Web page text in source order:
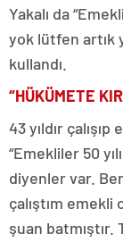
Yakalı da
yok lütfen artık
kullandı.
“HÜKÜMETE
43 yıldır
“Emekliler 50
diyenler var.
çalıştım
şuan batmıştır.